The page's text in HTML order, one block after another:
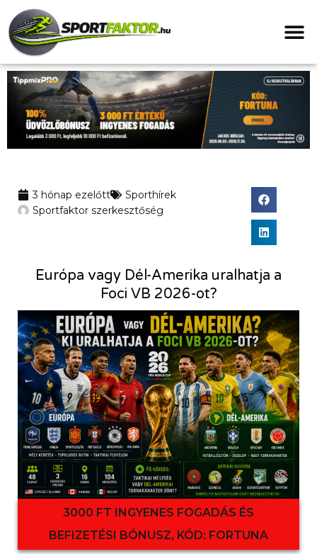
3 hónap ezelőtt
Sporthírek
Sportfaktor szerkesztőség
3000 FT INGYENES FOGADÁS ÉS
BEFIZETÉSI BÓNUSZ, KÓD: FORTUNA
Európa vagy Dél-Amerika uralhatja a
Foci VB 2026-ot?